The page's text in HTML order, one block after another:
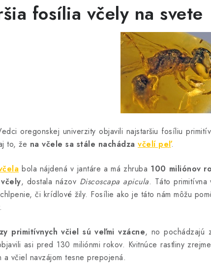
fosília včely na svete
oregonskej univerzity objavili najstaršiu fosíliu
to, že na včele sa stále nachádza včelí peľ.
bola nájdená v jantáre a má zhruba 100 miliónov
, dostala názov Discoscapa apicula. Táto
či krídlové žily. Fosílie ako je táto nám môžu
primitívnych včiel sú veľmi vzácne, no pochádzajú
asi pred 130 miliónmi rokov. Kvitnúce rastliny
a včiel navzájom tesne prepojená.